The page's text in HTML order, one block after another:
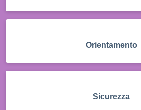
Orientamento
Sicurezza